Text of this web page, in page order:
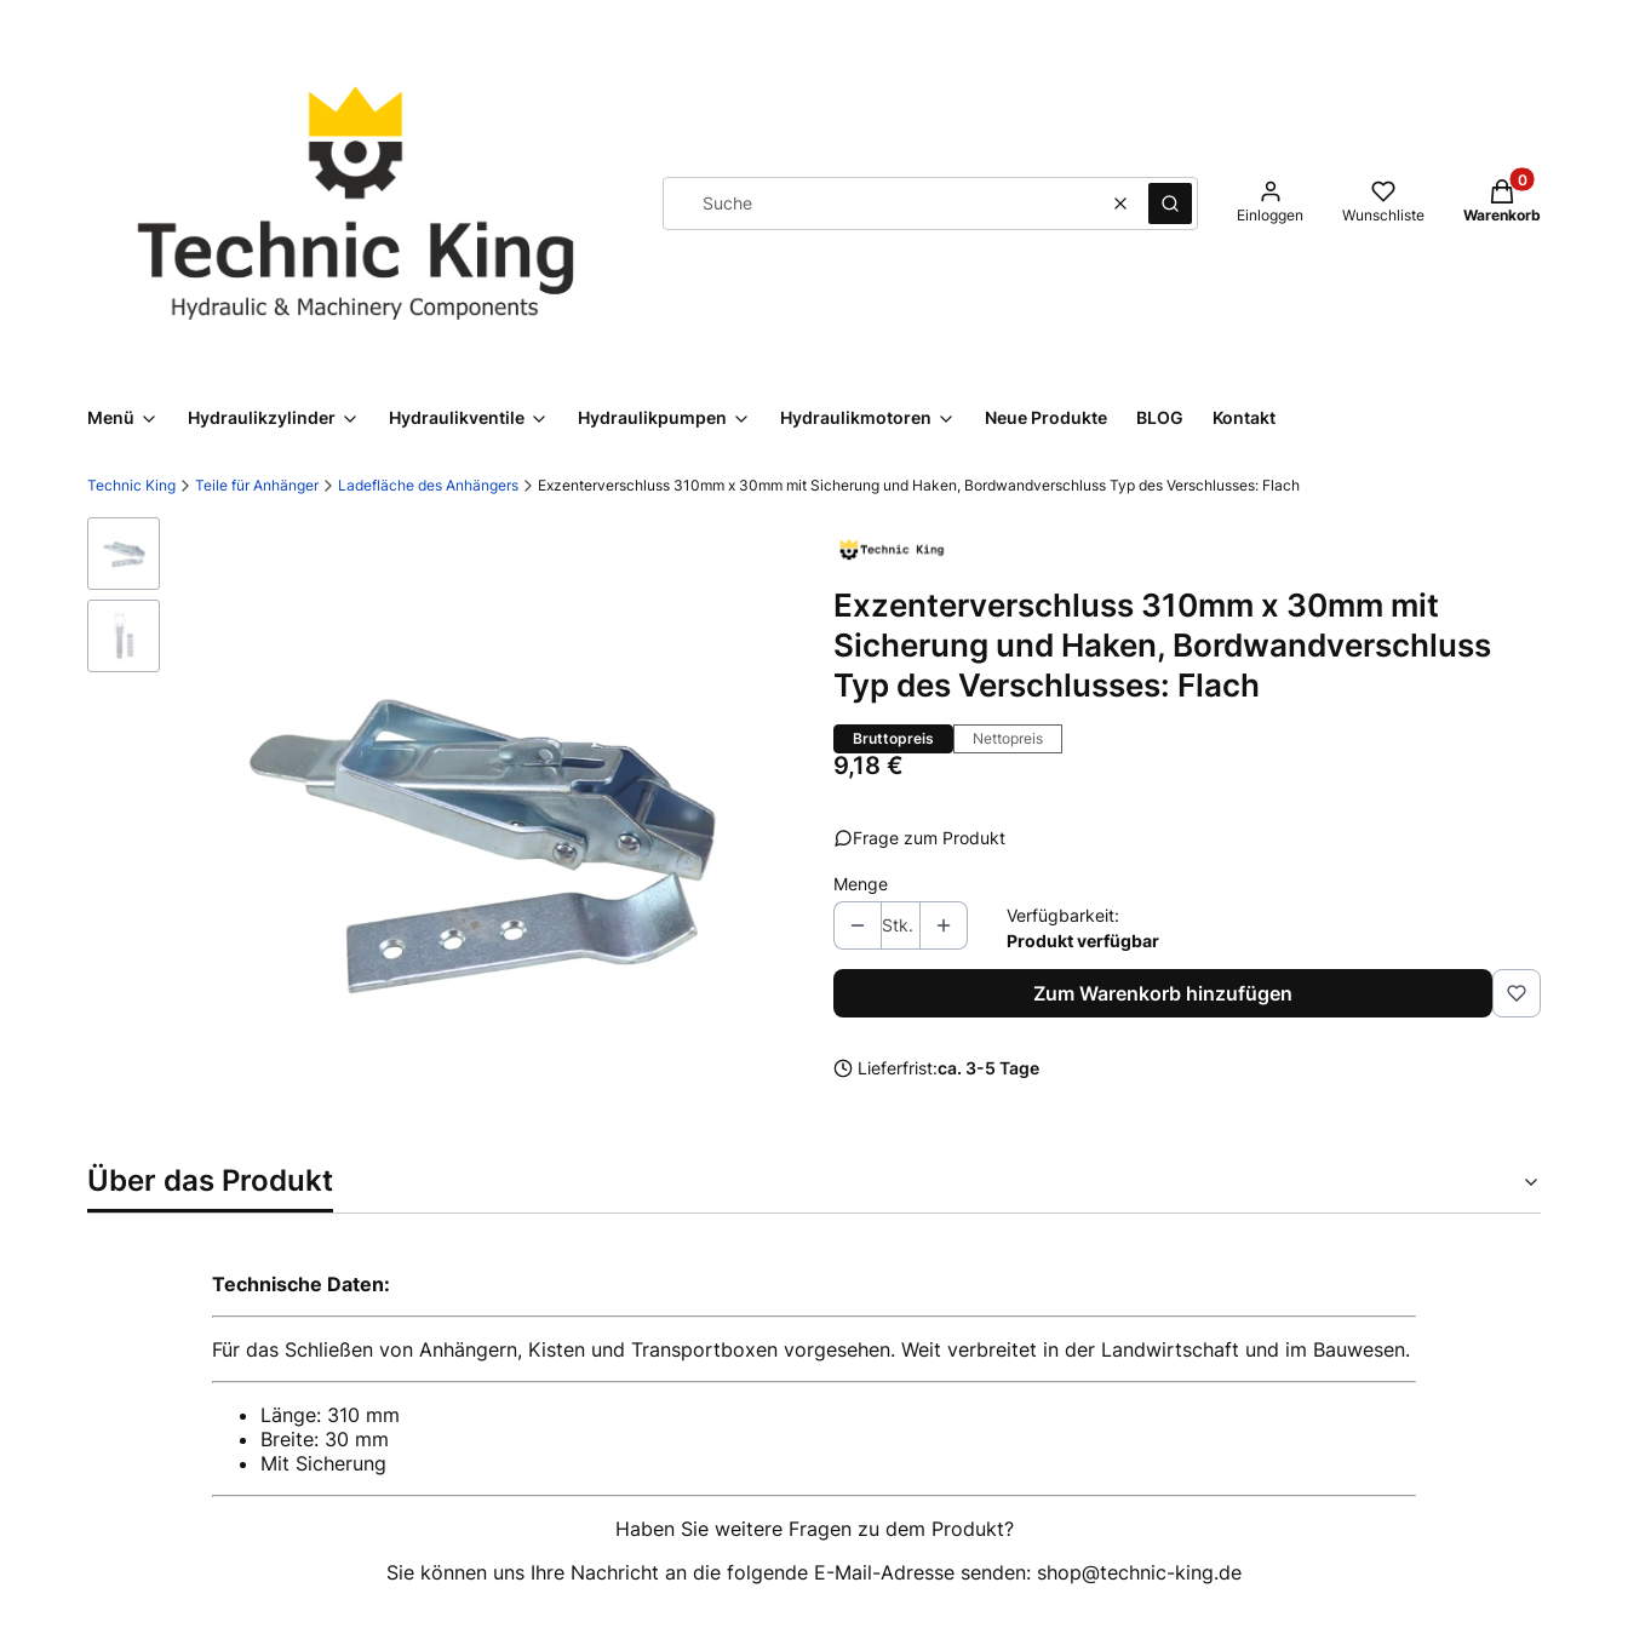
LöschenSuche Einloggen Wunschliste
Produkte im
Warenkorb
Menü Hydraulikzylinder Hydraulikventile Hydraulikpumpen Hydraulikmotoren Neue Produkte BLOG Kontakt
Technic King Teile für Anhänger Ladefläche des Anhängers Exzenterverschluss 310mm x 30mm mit Sicherung und Haken, Bordwandverschluss Typ des Verschlusses: Flach
Exzenterverschluss 310mm x 30mm mit
Sicherung und Haken, Bordwandverschluss
Typ des Verschlusses: Flach
Bruttopreis Nettopreis
Preis
9,18 €
Frage zum Produkt
Menge
Stk.
Verfügbarkeit:
Produkt verfügbar
Zum Warenkorb hinzufügen
Lieferfrist:ca. 3-5 Tage
Über das Produkt
Technische Daten:
Für das Schließen von Anhängern, Kisten und Transportboxen vorgesehen. Weit verbreitet in der Landwirtschaft und im Bauwesen.
Länge: 310 mm
Breite: 30 mm
Mit Sicherung
Haben Sie weitere Fragen zu dem Produkt?
Sie können uns Ihre Nachricht an die folgende E-Mail-Adresse senden: shop@technic-king.de